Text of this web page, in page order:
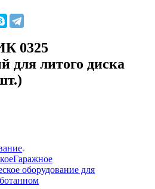
0325
для литого диска
Гаражное
оборудование для